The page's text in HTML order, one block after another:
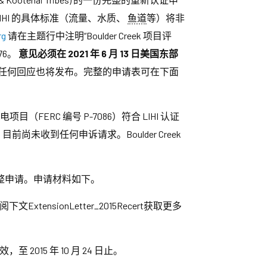
的具体标准（流量、水质、 鱼道等）将非
请在主题行中注明“Boulder Creek 项目评
。 意见必须在 2021 年 6 月 13 日美国东部
何回应也将发布。完整的申请表可在下面
项目（FERC 编号 P-7086）符合 LIHI 认证
前尚未收到任何申诉请求。Boulder Creek
请。申请材料如下。
下文ExtensionLetter_2015Recert获取更多
至 2015 年 10 月 24 日止。